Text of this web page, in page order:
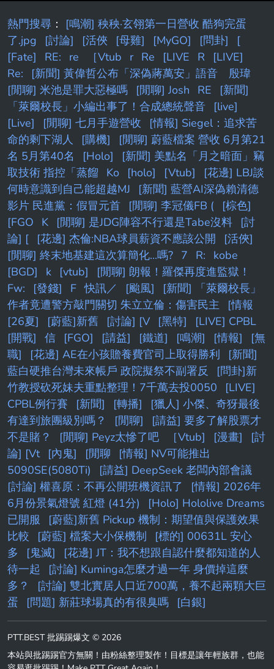
熱門搜尋 ： [鳴潮] 秧秧·玄翎第一日營收 酷狗完蛋
了.jpg
[討論] [活俠 [母雞] [MyGO] [問卦]
[
[Fate]
RE: re ［Vtub r Re [LIVE R
[LIVE]
Re:
[新聞] 黃偉哲公布「深偽蔣萬安」語音 殷瑋
[閒聊] 米池是罪大惡極嗎
[閒聊] Josh RE
[新聞]
「萊爾校長」小編出事了！合成總統聲音
[live]
[Live]
[閒聊] 七月手遊營收
[情報] Siegel：追求苦
命的剩下湖人
[購機]
[閒聊] 蔚藍檔案 營收 6月第21
名 5月第40名
[Holo]
[新聞] 美點名「月之暗面」竊
取技術 指控「蒸餾
Ko [holo] [Vtub]
[花邊] LBJ談
何時意識到自己能超越MJ
[新聞] 藍營AI深偽賴清德
影片 民進黨：假冒元首
[閒聊] 李冠儀FB (
[棕色]
[FGO
K [閒聊] 是JDG陣容不行還是Tabe沒料
[討
論] [
[花邊] 杰倫:NBA球員薪資不應該公開
[活俠]
[閒聊] 終末地基建這次算簡化...嗎? 7 R:
kobe
[BGD]
k [vtub]
[閒聊] 朗報！羅傑再度進監獄！
Fw:
[發錢] F 快訊／ [颱風]
[新聞] 「萊爾校長」
作者竟遭警方敲門關切 朱立立倫：傷害民主
[情報
[26夏]
[蔚藍]新舊 [討論] [V [黑特]
[LIVE] CPBL
[開戰]
信 [FGO] [請益] [鐵道] [鳴潮] [情報]
[無
職]
[花邊] AE在小孩贍養費官司上取得勝利
[新聞]
藍白硬推台灣未來帳戶 政院擬祭不副署反
[問卦]新
竹教授砍死妹夫重點整理！7千萬去投0050
[LIVE]
CPBL例行賽
[新聞] [轉播]
[獵人] 小傑、奇犽最後
有達到旅團級別嗎？
[閒聊]
[請益] 要多了解股票才
不是賭？
[閒聊] Peyz太慘了吧 ［Vtub] [漫畫]
[討
論] [Vt
[內鬼] [閒聊
[情報] NV可能推出
5090SE(5080Ti)
[請益] DeepSeek 老闆內部會議
[討論] 權喜原：不再公開班機資訊了
[情報] 2026年
6月份景氣燈號 紅燈 (41分)
[Holo] Hololive Dreams
已開服
[蔚藍]新舊 Pickup 機制：期望值與保護效果
比較
[蔚藍] 檔案大小保機制
[標的] 00631L 安心
多
[鬼滅]
[花邊] JT：我不想跟自認什麼都知道的人
待一起
[討論] Kuminga怎麼才過一年 身價掉這麼
多？
[討論] 雙北實居人口近700萬，養不起兩顆大巨
蛋
[問題] 新莊球場真的有很臭嗎 [白銀]
PTT.BEST 批踢踢爆文 © 2026
本站與批踢踢官方無關！由粉絲整理製作！目標是讓年輕族群，也能